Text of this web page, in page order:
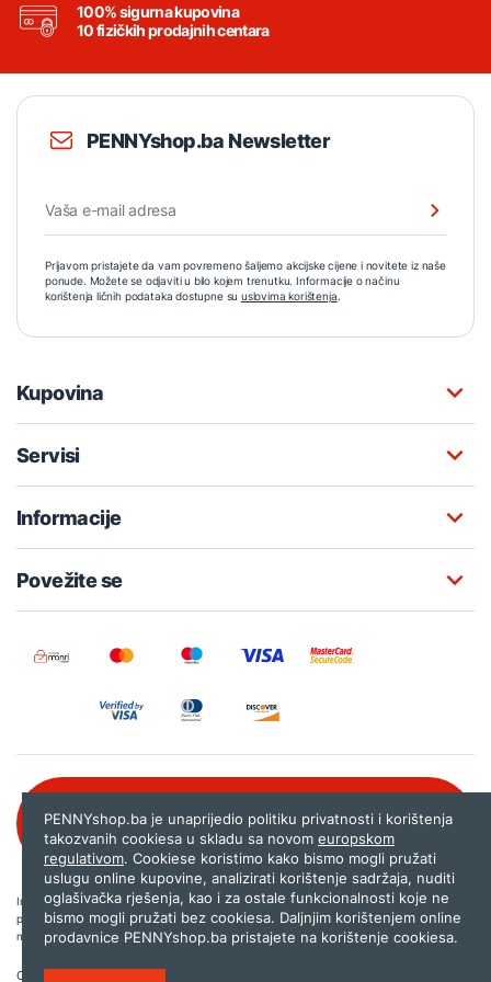
100% sigurna kupovina
10 fizičkih prodajnih centara
PENNYshop.ba Newsletter
Prijavom pristajete da vam povremeno šaljemo akcijske cijene i novitete iz naše
ponude. Možete se odjaviti u bilo kojem trenutku. Informacije o načinu
korištenja ličnih podataka dostupne su uslovima korištenja.
Kupovina
Servisi
Informacije
Povežite se
080 020 261
Internet trgovina PENNYshop.ba nastoji objavljivati samo provjerene i pravilne
podatke. Ako na našoj stranici otkrijete neistinite, odnosno neadekvatne informacije,
molimo vas da nam to javite nashop@pennyplus.com .
Copyright © 2026.
PENNYshop.ba je unaprijedio politiku privatnosti i korištenja
takozvanih cookiesa u skladu sa novom europskom
regulativom. Cookiese koristimo kako bismo mogli pružati
uslugu online kupovine, analizirati korištenje sadržaja, nuditi
oglašivačka rješenja, kao i za ostale funkcionalnosti koje ne
bismo mogli pružati bez cookiesa. Daljnjim korištenjem online
prodavnice PENNYshop.ba pristajete na korištenje cookiesa.